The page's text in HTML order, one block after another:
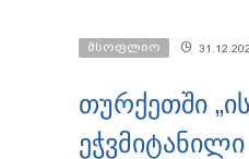
მსოფლიო
თურქეთში